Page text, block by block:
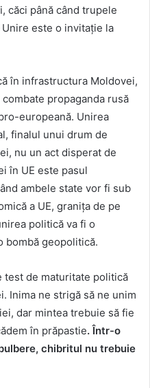
căci până când trupele
este o invitație la
în infrastructura Moldovei,
propaganda rusă
europeană. Unirea
finalul unui drum de
nu un act disperat de
în UE este pasul
ambele state vor fi sub
a UE, granița de pe
politică va fi o
bombă geopolitică.
test de maturitate politică
Inima ne strigă să ne unim
dar mintea trebuie să fie
în prăpastie. Într-o
chibritul nu trebuie